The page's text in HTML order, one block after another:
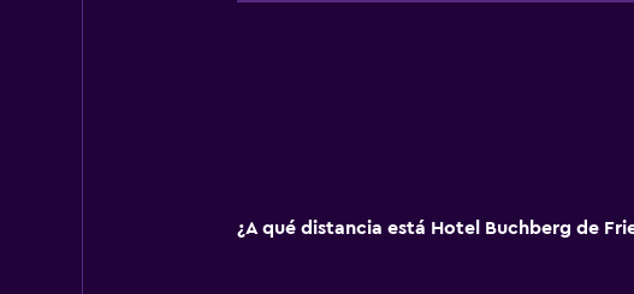
¿A qué distancia está Hotel Buchberg de